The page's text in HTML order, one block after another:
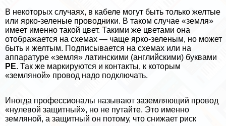
В некоторых случаях, в кабеле могут быть только желтые
или ярко-зеленые проводники. В таком случае «земля»
имеет именно такой цвет. Такими же цветами она
отображается на схемах — чаще ярко-зеленым, но может
быть и желтым. Подписывается на схемах или на
аппаратуре «земля» латинскими (английскими) буквами
PE. Так же маркируются и контакты, к которым
«земляной» провод надо подключать.
Иногда профессионалы называют заземляющий провод
«нулевой защитный», но не путайте. Это именно
земляной, а защитный он потому, что снижает риск